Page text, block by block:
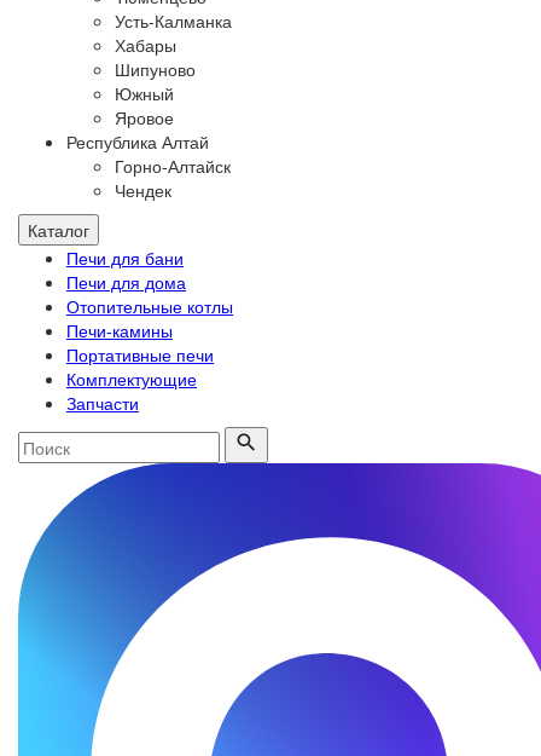
Усть-Калманка
Хабары
Шипуново
Южный
Яровое
Республика Алтай
Горно-Алтайск
Чендек
Каталог
Печи для бани
Печи для дома
Отопительные котлы
Печи-камины
Портативные печи
Комплектующие
Запчасти